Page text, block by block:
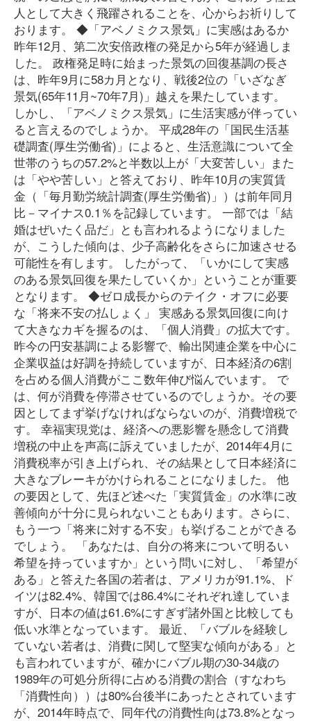
人として大きく飛躍されることを、心からお祈りして
おります。 ◆「アベノミクス景気」に実感はあるか
昨年12月、第二次安倍政権の発足から5年が経過しま
した。 政権発足時に始まった景気の回復基調の長さ
は、昨年9月に58カ月となり、戦後2位の「いざなぎ
景気(65年11月~70年7月)」越えを果たしています。
しかし、「アベノミクス景気」に生活実感が伴ってい
ると言えるのでしょうか。 平成28年の「国民生活基
礎調査(厚生労働省)」によると、生活意識について全
世帯のうちの57.2%と半数以上が「大変苦しい」また
は「やや苦しい」と答えており、昨年10月の実質賃
金（「毎月勤労統計調査(厚生労働省)」）は前年同月
比－マイナス0.1％を記録しています。 一部では「結
婚はぜいたく品だ」とも言われるようになりました
が、こうした傾向は、少子高齢化をさらに加速させる
可能性を有します。 したがって、「いかにして実感
のある景気回復を果たしていくか」ということが重要
となります。 ◆ゼロ成長からのテイク・オフに必要
な「将来不安の払しょく」 実感ある景気回復に向け
て大きなカギを握るのは、「個人消費」の拡大です。
昨今の円安基調による影響で、輸出関連企業を中心に
企業収益は好調を持続していますが、日本経済の6割
を占める個人消費がここ数年伸び悩んでいます。 で
は、何が消費を停滞させているのでしょうか。その要
因としてまず挙げなければならないのが、消費増税で
す。 幸福実現党は、経済への悪影響を懸念して消費
増税の中止を声高に訴えていましたが、2014年4月に
消費税率が引き上げられ、その結果として日本経済に
大きなブレーキがかけられることになりました。 他
の要因として、先ほど述べた「実質賃金」の水準に改
善傾向が十分に見られないこともあります。さらに、
もう一つ「将来に対する不安」も挙げることができる
でしょう。 「あなたは、自分の将来について明るい
希望を持っていますか」という問いに対し、「希望が
ある」と答えた各国の若者は、アメリカが91.1%、ド
イツは82.4%、韓国では86.4%にそれぞれ達していま
すが、日本の値は61.6%にすぎず諸外国と比較しても
低い水準となっています。 最近、「バブルを経験し
ていない若者は、消費に関して堅実な傾向がある」と
も言われていますが、確かにバブル期の30-34歳の
1989年の可処分所得に占める消費の割合（すなわち
「消費性向））は80%台後半にあったとされています
が、2014年時点で、同年代の消費性向は73.8%となっ